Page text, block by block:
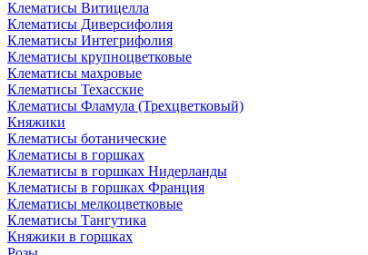
Клематисы Витицелла
Клематисы Диверсифолия
Клематисы Интегрифолия
Клематисы крупноцветковые
Клематисы махровые
Клематисы Техасские
Клематисы Фламула (Трехцветковый)
Княжики
Клематисы ботанические
Клематисы в горшках
Клематисы в горшках Нидерланды
Клематисы в горшках Франция
Клематисы мелкоцветковые
Клематисы Тангутика
Княжики в горшках